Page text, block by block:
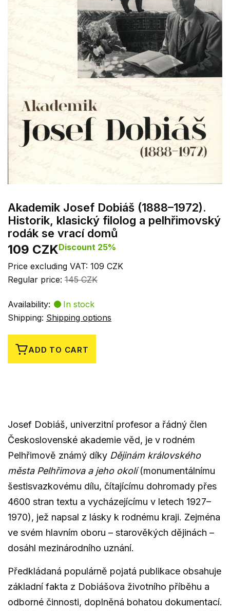
Akademik Josef Dobiáš (1888–1972).
Historik, klasický filolog a pelhřimovský
rodák se vrací domů
109 CZKDiscount 25%
Price excluding VAT: 109 CZK
Regular price: 145 CZK
Availability:
In stock
Shipping: Shipping options
ADD TO CART
Josef Dobiáš, univerzitní profesor a řádný člen
Československé akademie věd, je v rodném
Pelhřimově známý díky Dějinám královského
města Pelhřimova a jeho okolí(monumentálnímu
šestisvazkovému dílu, čítajícímu dohromady přes
4600 stran textu a vycházejícímu v letech 1927–
1970), jež napsal z lásky k rodnému kraji. Zejména
ve svém hlavním oboru – starověkých dějinách –
dosáhl mezinárodního uznání.
Předkládaná populárně pojatá publikace obsahuje
základní fakta z Dobiášova životního příběhu a
odborné činnosti, doplněná bohatou dokumentací.